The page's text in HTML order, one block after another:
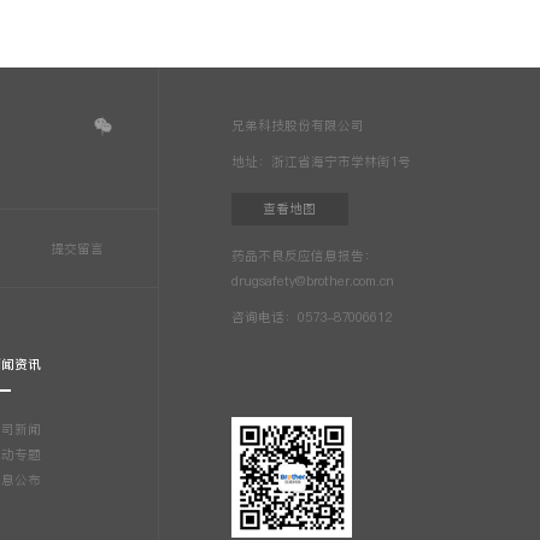
资讯
新闻
专题
公布
兄弟科技股份有限公司
地址：浙江省海宁市学林街1号
查看地图
药品不良反应信息报告：
drugsafety@brother.com.cn
咨询电话：0573-87006612